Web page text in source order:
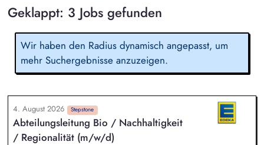
Geklappt: 3 Jobs gefunden
Wir haben den Radius dynamisch angepasst, um
mehr Suchergebnisse anzuzeigen.
4. August 2026 Stepstone
Abteilungsleitung Bio / Nachhaltigkeit
/ Regionalität (m/w/d)